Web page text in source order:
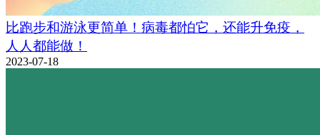
比跑步和游泳更简单！病毒都怕它，还能升免疫，
人人都能做！
2023-07-18